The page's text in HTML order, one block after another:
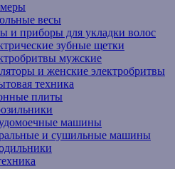
весы
и приборы для укладки волос
зубные щетки
мужские
и женские электробритвы
техника
плиты
машины
и сушильные машины